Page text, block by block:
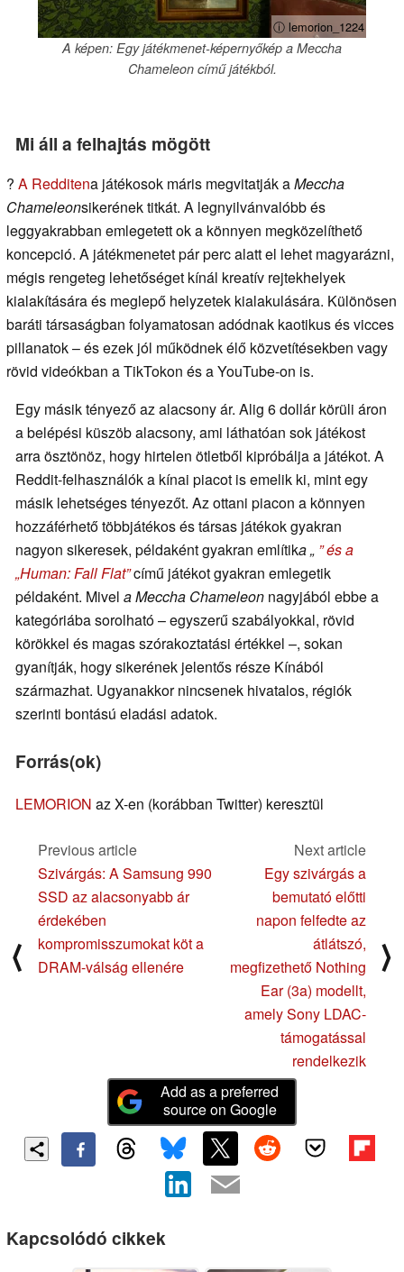
ⓘ lemorion_1224
A képen: Egy játékmenet-képernyőkép a Meccha
Chameleon című játékból.
Mi áll a felhajtás mögött
? A Redditena játékosok máris megvitatják aMeccha
Chameleonsikerének titkát. A legnyilvánvalóbb és
leggyakrabban emlegetett ok a könnyen megközelíthető
koncepció. A játékmenetet pár perc alatt el lehet magyarázni,
mégis rengeteg lehetőséget kínál kreatív rejtekhelyek
kialakítására és meglepő helyzetek kialakulására. Különösen
baráti társaságban folyamatosan adódnak kaotikus és vicces
pillanatok – és ezek jól működnek élő közvetítésekben vagy
rövid videókban a TikTokon és a YouTube-on is.
Egy másik tényező az alacsony ár. Alig 6 dollár körüli áron
a belépési küszöb alacsony, ami láthatóan sok játékost
arra ösztönöz, hogy hirtelen ötletből kipróbálja a játékot. A
Reddit-felhasználók a kínai piacot is emelik ki, mint egy
másik lehetséges tényezőt. Az ottani piacon a könnyen
hozzáférhető többjátékos és társas játékok gyakran
nagyon sikeresek, példaként gyakran említika „ ” és a
„Human: Fall Flat”című játékot gyakran emlegetik
példaként. Mivel a Meccha Chameleon nagyjából ebbe a
kategóriába sorolható – egyszerű szabályokkal, rövid
körökkel és magas szórakoztatási értékkel –, sokan
gyanítják, hogy sikerének jelentős része Kínából
származhat. Ugyanakkor nincsenek hivatalos, régiók
szerinti bontású eladási adatok.
Forrás(ok)
LEMORION az X-en (korábban Twitter) keresztül
⟨
Previous article
Szivárgás: A Samsung 990
SSD az alacsonyabb ár
érdekében
kompromisszumokat köt a
DRAM-válság ellenére
Next article
Egy szivárgás a
bemutató előtti
napon felfedte az
átlátszó,
megfizethető Nothing
Ear (3a) modellt,
amely Sony LDAC-
támogatással
rendelkezik
⟩
Add as a preferred
source on Google
Kapcsolódó cikkek